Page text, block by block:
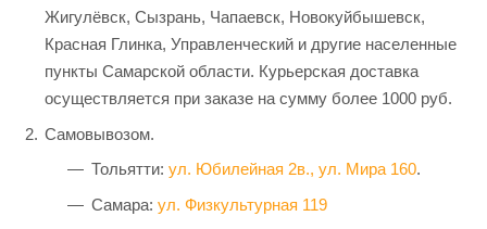
Жигулёвск, Сызрань, Чапаевск, Новокуйбышевск,
Красная Глинка, Управленческий и другие населенные
пункты Самарской области. Курьерская доставка
осуществляется при заказе на сумму более 1000 руб.
Самовывозом.
Тольятти: ул. Юбилейная 2в., ул. Мира 160.
Самара: ул. Физкультурная 119